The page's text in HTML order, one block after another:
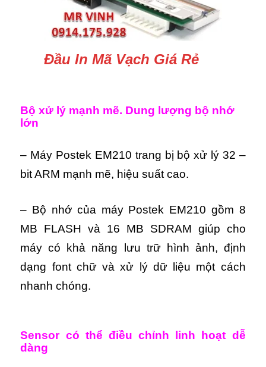
Đầu In Mã Vạch Giá Rẻ
Bộ xử lý mạnh mẽ. Dung lượng bộ nhớ
lớn
– Máy Postek EM210 trang bị bộ xử lý 32 –
bit ARM mạnh mẽ, hiệu suất cao.
– Bộ nhớ của máy Postek EM210 gồm 8
MB FLASH và 16 MB SDRAM giúp cho
máy có khả năng lưu trữ hình ảnh, định
dạng font chữ và xử lý dữ liệu một cách
nhanh chóng.
Sensor có thể điều chỉnh linh hoạt dễ
dàng